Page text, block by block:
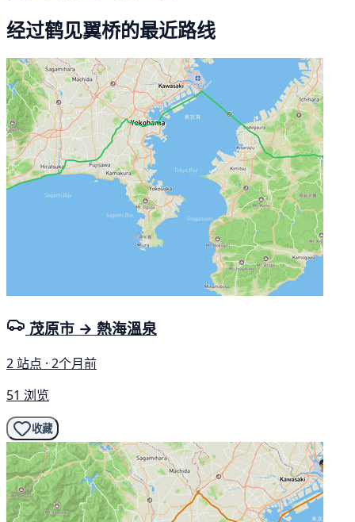
经过鹤见翼桥的最近路线
茂原市 → 熱海溫泉
2 站点 · 2个月前
51 浏览
收藏